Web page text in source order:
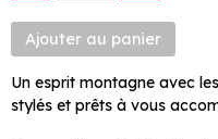
Un esprit montagne avec
stylés et prêts à vous